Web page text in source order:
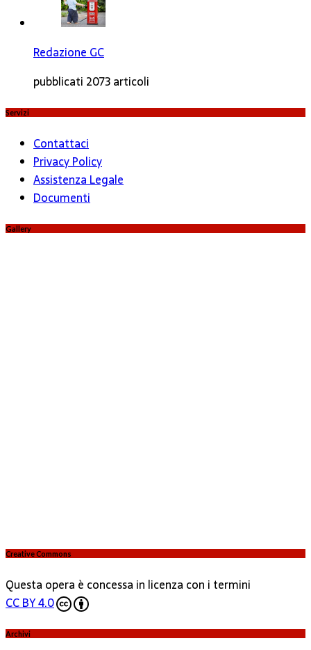
Redazione GC
pubblicati 2073 articoli
Servizi
Contattaci
Privacy Policy
Assistenza Legale
Documenti
Gallery
Creative Commons
Questa opera è concessa in licenza con i termini
CC BY 4.0
Archivi